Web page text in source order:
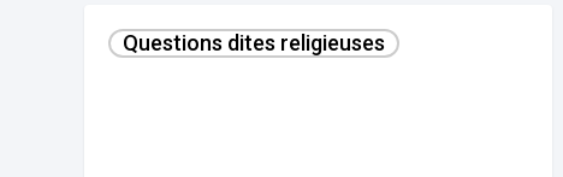
pluralité
Questions dites religieuses